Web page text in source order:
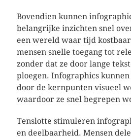
Bovendien kunnen
belangrijke inzichten snel
een wereld waar tijd
mensen snelle toegang tot
zonder dat ze door lange
ploegen. Infographics
door de kernpunten visueel
waardoor ze snel begrepen
Tenslotte stimuleren
en deelbaarheid. Mensen